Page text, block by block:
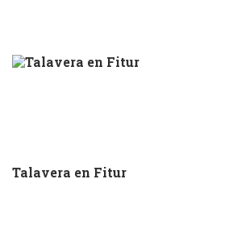
Talavera en Fitur